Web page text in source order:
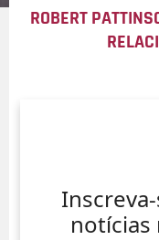
notícias
ROBERT